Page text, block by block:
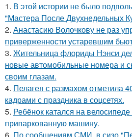
1. В этой истории не было
"Мастера После Двухнедельных
2. Анастасию Волочкову не раз
приверженности устаревшим
3. Жительница флориды Нэнси
новые автомобильные номера и
своим глазам.
4. Пелагея с размахом отметила
кадрами с праздника в соцсетях.
5. Ребёнок катался на
припаркованную машину.